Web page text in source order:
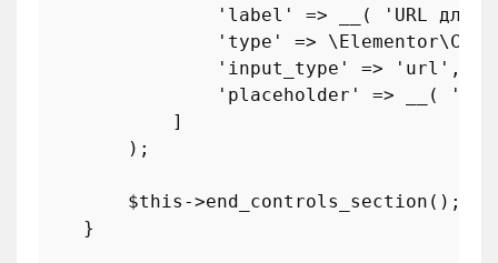
'label'
=> (
'URL для
'type'
=>
'input_type'
=> 'url' ,
'placeholder'
=> (
            ]
        );
$this ->end_controls_section ();
    }